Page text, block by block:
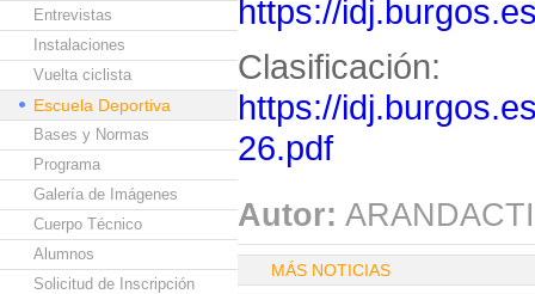
Entrevistas
Instalaciones
Vuelta ciclista
Escuela Deportiva
Bases y Normas
Programa
Galería de Imágenes
Cuerpo Técnico
Alumnos
Solicitud de Inscripción
https://
Clasificación:
https://
26.pdf
Autor:
MÁS NOTICIAS